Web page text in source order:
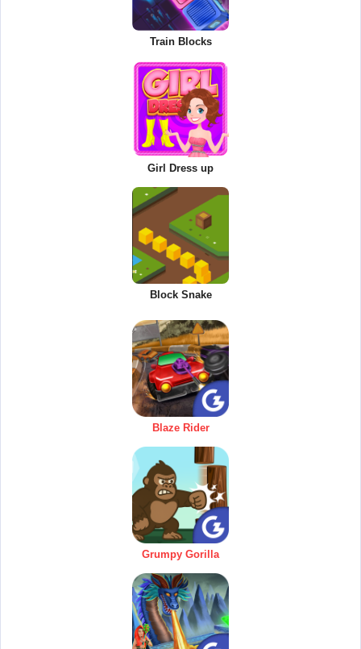
Train Blocks
Girl Dress up
Block Snake
Blaze Rider
Grumpy Gorilla